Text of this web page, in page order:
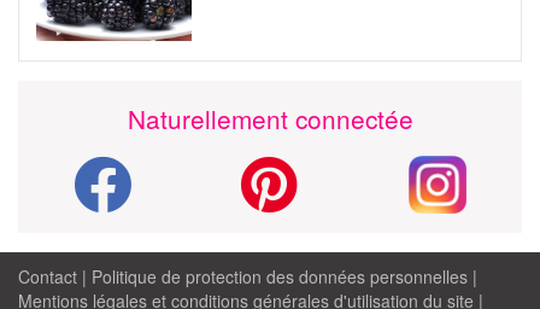
Naturellement connectée
Contact | Politique de protection des données personnelles |
Mentions légales et conditions générales d'utilisation du site |